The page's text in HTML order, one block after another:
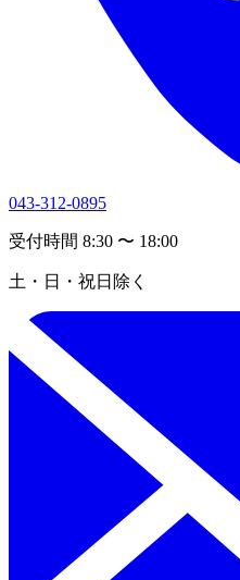
043-312-0895
受付時間 8:30 〜 18:00
土・日・祝日除く